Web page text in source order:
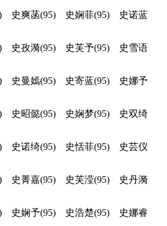
史爽菡(95) 史娴菲(95) 史诺蓝
史孜漪(95) 史芙予(95) 史雪语
史曼嫣(95) 史寄蓝(95) 史娜予
史昭懿(95) 史娴梦(95) 史双绮
史诺绮(95) 史恬菲(95) 史芸仪
史菁嘉(95) 史芙滢(95) 史丹漪
史娴予(95) 史浩楚(95) 史娜睿